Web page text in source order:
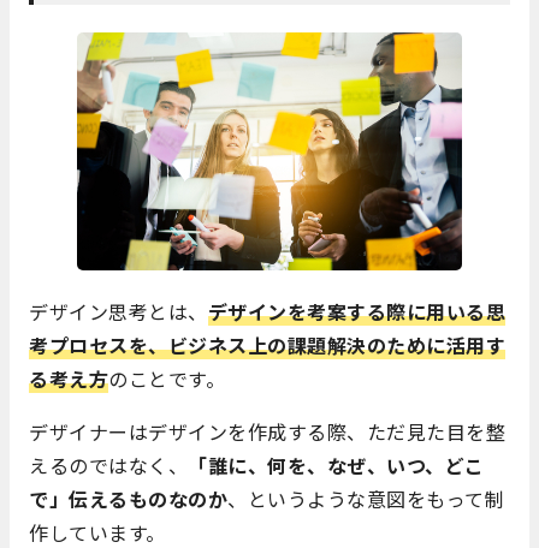
デザイン思考とは、 デザインを考案する際に用いる思
考プロセスを、ビジネス上の課題解決のために活用す
る考え方のことです。
デザイナーはデザインを作成する際、ただ見た目を整
えるのではなく、
「誰に、何を、なぜ、いつ、どこ
で」伝えるものなのか、というような意図をもって制
作しています。